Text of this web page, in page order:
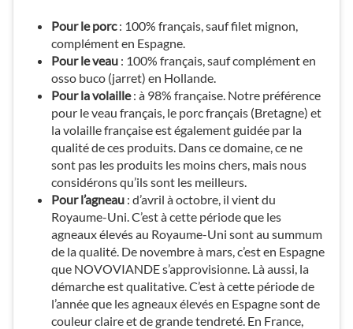
Pour le porc: 100% français, sauf filet mignon,
complément en Espagne.
Pour le veau : 100% français, sauf complément en
osso buco (jarret) en Hollande.
Pour la volaille: à 98% française. Notre préférence
pour le veau français, le porc français (Bretagne) et
la volaille française est également guidée par la
qualité de ces produits. Dans ce domaine, ce ne
sont pas les produits les moins chers, mais nous
considérons qu’ils sont les meilleurs.
Pour l’agneau : d’avril à octobre, il vient du
Royaume-Uni. C’est à cette période que les
agneaux élevés au Royaume-Uni sont au summum
de la qualité. De novembre à mars, c’est en Espagne
que NOVOVIANDE s’approvisionne. Là aussi, la
démarche est qualitative. C’est à cette période de
l’année que les agneaux élevés en Espagne sont de
couleur claire et de grande tendreté. En France,